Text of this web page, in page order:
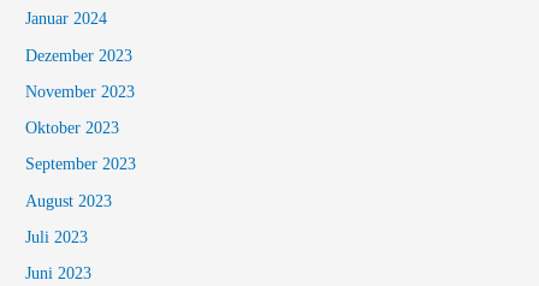
Januar 2024
Dezember 2023
November 2023
Oktober 2023
September 2023
August 2023
Juli 2023
Juni 2023